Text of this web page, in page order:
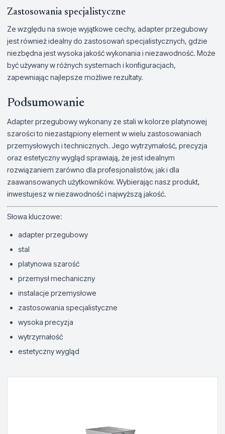
Zastosowania specjalistyczne
Ze względu na swoje wyjątkowe cechy, adapter przegubowy
jest również idealny do zastosowań specjalistycznych, gdzie
niezbędna jest wysoka jakość wykonania i niezawodność. Może
być używany w różnych systemach i konfiguracjach,
zapewniając najlepsze możliwe rezultaty.
Podsumowanie
Adapter przegubowy wykonany ze stali w kolorze platynowej
szarości to niezastąpiony element w wielu zastosowaniach
przemysłowych i technicznych. Jego wytrzymałość, precyzja
oraz estetyczny wygląd sprawiają, że jest idealnym
rozwiązaniem zarówno dla profesjonalistów, jak i dla
zaawansowanych użytkowników. Wybierając nasz produkt,
inwestujesz w niezawodność i najwyższą jakość.
Słowa kluczowe:
adapter przegubowy
stal
platynowa szarość
przemysł mechaniczny
instalacje przemysłowe
zastosowania specjalistyczne
wysoka precyzja
wytrzymałość
estetyczny wygląd